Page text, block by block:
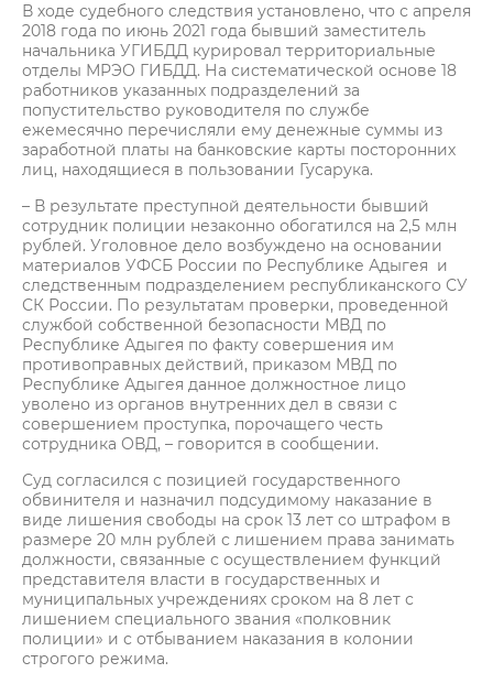
В ходе судебного следствия установлено, что с апреля
2018 года по июнь 2021 года бывший заместитель
начальника УГИБДД курировал территориальные
отделы МРЭО ГИБДД. На систематической основе 18
работников указанных подразделений за
попустительство руководителя по службе
ежемесячно перечисляли ему денежные суммы из
заработной платы на банковские карты посторонних
лиц, находящиеся в пользовании Гусарука.
– В результате преступной деятельности бывший
сотрудник полиции незаконно обогатился на 2,5 млн
рублей. Уголовное дело возбуждено на основании
материалов УФСБ России по Республике Адыгея и
следственным подразделением республиканского СУ
СК России. По результатам проверки, проведенной
службой собственной безопасности МВД по
Республике Адыгея по факту совершения им
противоправных действий, приказом МВД по
Республике Адыгея данное должностное лицо
уволено из органов внутренних дел в связи с
совершением проступка, порочащего честь
сотрудника ОВД, – говорится в сообщении.
Суд согласился с позицией государственного
обвинителя и назначил подсудимому наказание в
виде лишения свободы на срок 13 лет со штрафом в
размере 20 млн рублей с лишением права занимать
должности, связанные с осуществлением функций
представителя власти в государственных и
муниципальных учреждениях сроком на 8 лет с
лишением специального звания «полковник
полиции» и с отбыванием наказания в колонии
строгого режима.